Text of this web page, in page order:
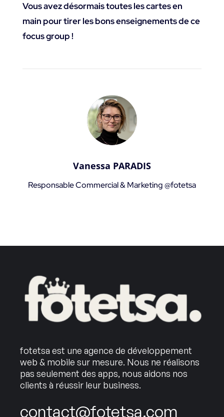
Vous avez désormais toutes les cartes en
main pour tirer les bons enseignements de ce
focus group !
Vanessa PARADIS
Responsable Commercial & Marketing @fotetsa
fotetsa est une agence de développement
web & mobile sur mesure. Nous ne réalisons
pas seulement des apps, nous aidons nos
clients à réussir leur business.
contact@fotetsa.com